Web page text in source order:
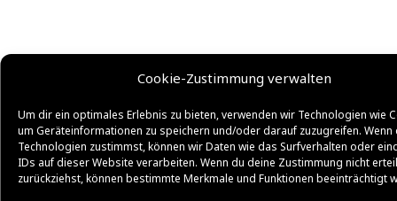
Cookie-Zustimmung verwalten
Um dir ein optimales Erlebnis zu bieten, verwenden wir Technologien wie
um Geräteinformationen zu speichern und/oder darauf zuzugreifen. Wenn
Technologien zustimmst, können wir Daten wie das Surfverhalten oder
IDs auf dieser Website verarbeiten. Wenn du deine Zustimmung nicht
zurückziehst, können bestimmte Merkmale und Funktionen beeinträchtigt